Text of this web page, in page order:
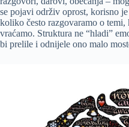
se pojavi održiv oprost, korisno
koliko često razgovaramo o
vraćamo. Struktura ne “hladi”
bi prelile i odnijele ono malo